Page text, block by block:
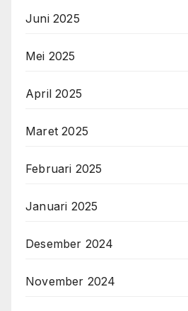
Juni 2025
Mei 2025
April 2025
Maret 2025
Februari 2025
Januari 2025
Desember 2024
November 2024